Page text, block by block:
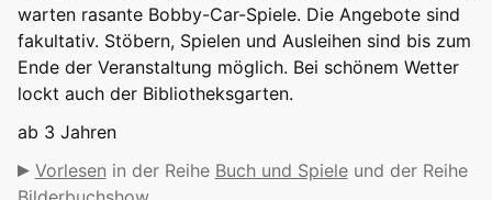
warten rasante Bobby-Car-Spiele. Die Angebote sind
fakultativ. Stöbern, Spielen und Ausleihen sind bis zum
Ende der Veranstaltung möglich. Bei schönem Wetter
lockt auch der Bibliotheksgarten.
ab 3 Jahren
Vorlesen in der Reihe Buch und Spieleund der Reihe